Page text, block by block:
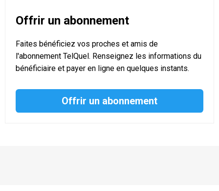
Offrir un abonnement
Faites bénéficiez vos proches et amis de
l'abonnement TelQuel. Renseignez les informations du
bénéficiaire et payer en ligne en quelques instants.
Offrir un abonnement